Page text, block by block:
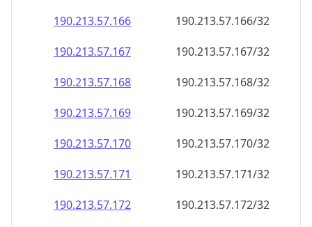
190.213.57.166
190.213.57.166/32
190.213.57.167
190.213.57.167/32
190.213.57.168
190.213.57.168/32
190.213.57.169
190.213.57.169/32
190.213.57.170
190.213.57.170/32
190.213.57.171
190.213.57.171/32
190.213.57.172
190.213.57.172/32